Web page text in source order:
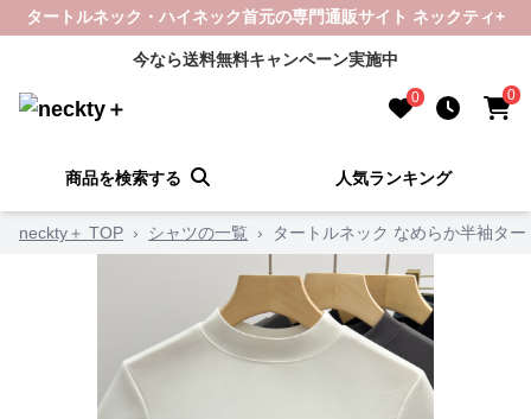
タートルネック・ハイネック首元の専門通販サイト ネックティ+
今なら送料無料キャンペーン実施中
0 0
商品を検索する 人気ランキング
neckty＋ TOP › シャツの一覧 › タートルネック なめらか半袖タ